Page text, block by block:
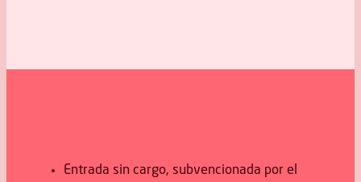
Entrada sin cargo, subvencionada por el